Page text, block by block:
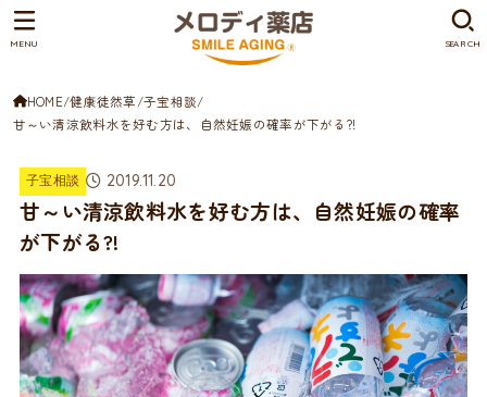
SEARCH
MENU
HOME 健康徒然草 子宝相談
甘～い清涼飲料水を好む方は、自然妊娠の確率が下がる?!
子宝相談 2019.11.20
甘～い清涼飲料水を好む方は、自然妊娠の確率
が下がる?!